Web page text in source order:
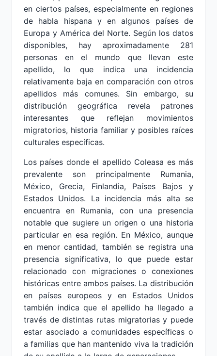
en ciertos países, especialmente en regiones
de habla hispana y en algunos países de
Europa y América del Norte. Según los datos
disponibles, hay aproximadamente 281
personas en el mundo que llevan este
apellido, lo que indica una incidencia
relativamente baja en comparación con otros
apellidos más comunes. Sin embargo, su
distribución geográfica revela patrones
interesantes que reflejan movimientos
migratorios, historia familiar y posibles raíces
culturales específicas.
Los países donde el apellido Coleasa es más
prevalente son principalmente Rumania,
México, Grecia, Finlandia, Países Bajos y
Estados Unidos. La incidencia más alta se
encuentra en Rumania, con una presencia
notable que sugiere un origen o una historia
particular en esa región. En México, aunque
en menor cantidad, también se registra una
presencia significativa, lo que puede estar
relacionado con migraciones o conexiones
históricas entre ambos países. La distribución
en países europeos y en Estados Unidos
también indica que el apellido ha llegado a
través de distintas rutas migratorias y puede
estar asociado a comunidades específicas o
a familias que han mantenido viva la tradición